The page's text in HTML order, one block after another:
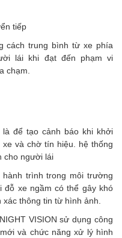
tiếp
cách trung bình từ xe phía
lái khi đạt đến phạm vi
chạm.
để tạo cảnh báo khi khởi
và chờ tín hiệu. hệ thống
cho người lái
trình trong môi trường
đỗ xe ngầm có thể gây khó
thông tin từ hình ảnh.
VISION sử dụng công
và chức năng xử lý hình